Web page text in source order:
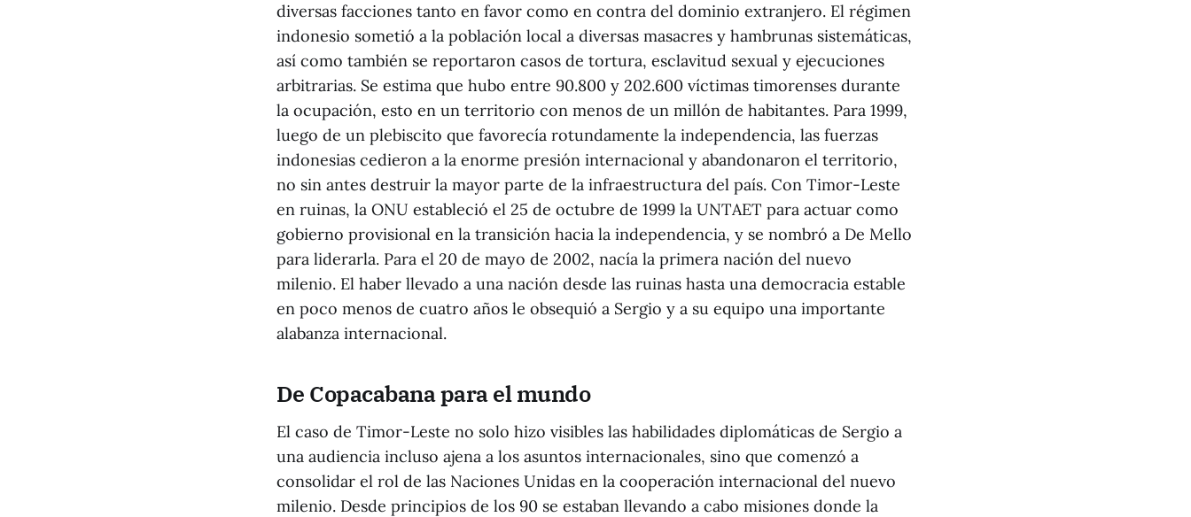
diversas facciones tanto en favor como en contra del dominio extranjero. El régimen
indonesio sometió a la población local a diversas masacres y hambrunas sistemáticas,
así como también se reportaron casos de tortura, esclavitud sexual y ejecuciones
arbitrarias. Se estima que hubo entre 90.800 y 202.600 víctimas timorenses durante
la ocupación, esto en un territorio con menos de un millón de habitantes. Para 1999,
luego de un plebiscito que favorecía rotundamente la independencia, las fuerzas
indonesias cedieron a la enorme presión internacional y abandonaron el territorio,
no sin antes destruir la mayor parte de la infraestructura del país. Con Timor-Leste
en ruinas, la ONU estableció el 25 de octubre de 1999 la UNTAET para actuar como
gobierno provisional en la transición hacia la independencia, y se nombró a De Mello
para liderarla. Para el 20 de mayo de 2002, nacía la primera nación del nuevo
milenio. El haber llevado a una nación desde las ruinas hasta una democracia estable
en poco menos de cuatro años le obsequió a Sergio y a su equipo una importante
alabanza internacional.
De Copacabana para el mundo
El caso de Timor-Leste no solo hizo visibles las habilidades diplomáticas de Sergio a
una audiencia incluso ajena a los asuntos internacionales, sino que comenzó a
consolidar el rol de las Naciones Unidas en la cooperación internacional del nuevo
milenio. Desde principios de los 90 se estaban llevando a cabo misiones donde la